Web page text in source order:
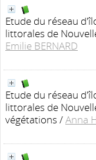
Etude du réseau
littorales de
Emilie BERNARD
Etude du réseau
littorales de
végétations /Anna